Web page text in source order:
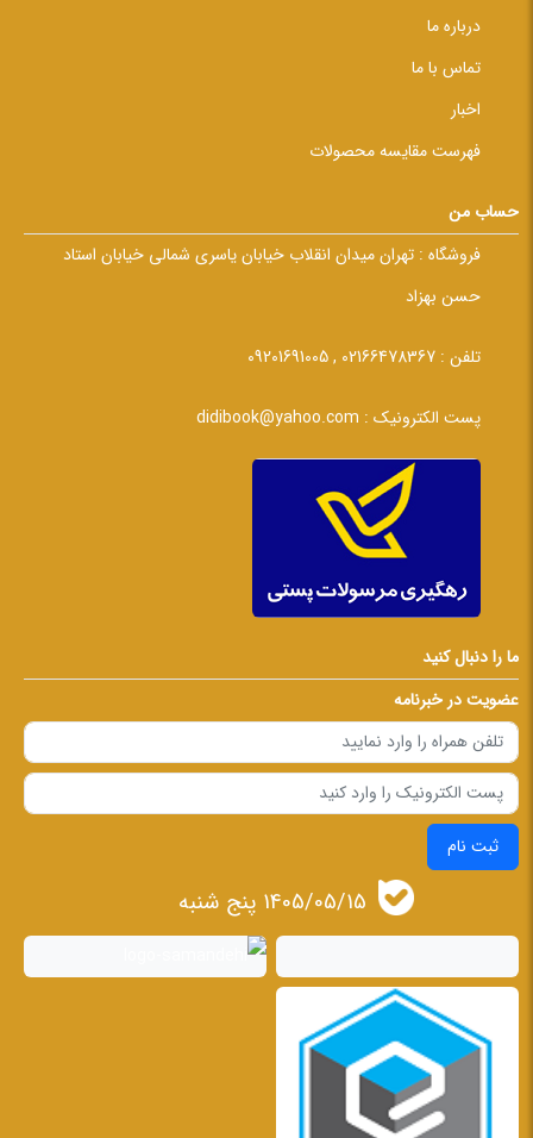
درباره ما
تماس با ما
اخبار
فهرست مقایسه محصولات
حساب من
فروشگاه : تهران میدان انقلاب خیابان یاسری شمالی خیابان استاد
حسن بهزاد
تلفن : 02166478367 , 09201691005
پست الکترونیک : didibook@yahoo.com
ما را دنبال کنید
عضویت در خبرنامه
ثبت نام
1405/05/15 پنج شنبه